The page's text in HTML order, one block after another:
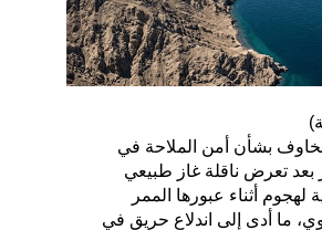
بشأن أمن الملاحة في
تعرض ناقلة غاز طبيعي
أثناء عبورها الممر
ما أدى إلى اندلاع حريق في